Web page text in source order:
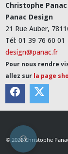
Christophe Panac
Panac Design
21 Rue Auber,
Tél: 01 39 76 60 01
design@panac.fr
Pour nous rendre
allez sur la page
© 2026 Christophe